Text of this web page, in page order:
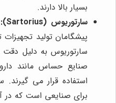
بسیار بالا دارند.
سارتوریوس (Sartorius):
پیشگامان تولید
سارتوریوس به دلیل دقت
صنایع حساس مانند
استفاده قرار می
برای صنایعی است که در